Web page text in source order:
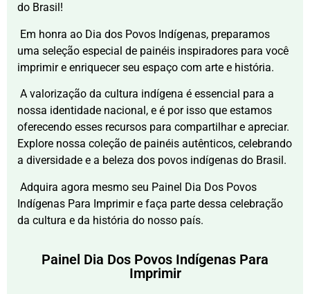
do Brasil!
Em honra ao Dia dos Povos Indígenas, preparamos
uma seleção especial de painéis inspiradores para você
imprimir e enriquecer seu espaço com arte e história.
A valorização da cultura indígena é essencial para a
nossa identidade nacional, e é por isso que estamos
oferecendo esses recursos para compartilhar e apreciar.
Explore nossa coleção de painéis autênticos, celebrando
a diversidade e a beleza dos povos indígenas do Brasil.
Adquira agora mesmo seu Painel Dia Dos Povos
Indígenas Para Imprimir e faça parte dessa celebração
da cultura e da história do nosso país.
Painel Dia Dos Povos Indígenas Para
Imprimir